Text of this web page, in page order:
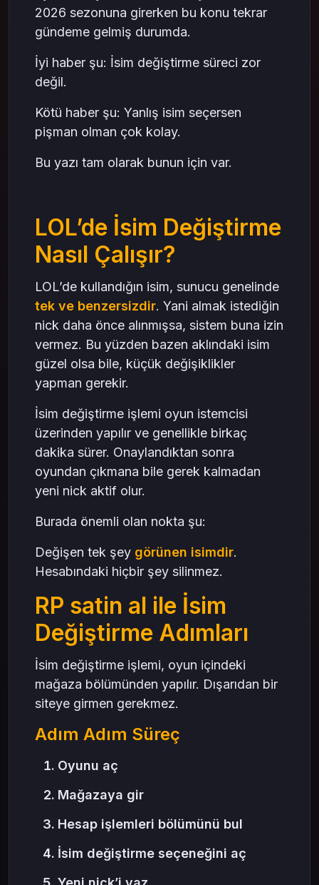
2026 sezonuna girerken bu konu tekrar
gündeme gelmiş durumda.
İyi haber şu: İsim değiştirme süreci zor
değil.
Kötü haber şu: Yanlış isim seçersen
pişman olman çok kolay.
Bu yazı tam olarak bunun için var.
LOL’de İsim Değiştirme
Nasıl Çalışır?
LOL’de kullandığın isim, sunucu genelinde
tek ve benzersizdir. Yani almak istediğin
nick daha önce alınmışsa, sistem buna izin
vermez. Bu yüzden bazen aklındaki isim
güzel olsa bile, küçük değişiklikler
yapman gerekir.
İsim değiştirme işlemi oyun istemcisi
üzerinden yapılır ve genellikle birkaç
dakika sürer. Onaylandıktan sonra
oyundan çıkmana bile gerek kalmadan
yeni nick aktif olur.
Burada önemli olan nokta şu:
Değişen tek şey görünen isimdir.
Hesabındaki hiçbir şey silinmez.
RP satin al ile İsim
Değiştirme Adımları
İsim değiştirme işlemi, oyun içindeki
mağaza bölümünden yapılır. Dışarıdan bir
siteye girmen gerekmez.
Adım Adım Süreç
Oyunu aç
Mağazaya gir
Hesap işlemleri bölümünü bul
İsim değiştirme seçeneğini aç